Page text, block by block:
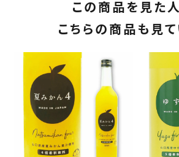
この商品を見た人
こちらの商品も見